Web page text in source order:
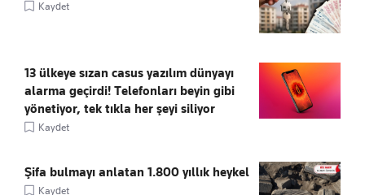
Kaydet
13 ülkeye sızan casus yazılım dünyayı
alarma geçirdi! Telefonları beyin gibi
yönetiyor, tek tıkla her şeyi siliyor
Kaydet
Şifa bulmayı anlatan 1.800 yıllık heykel
Kaydet